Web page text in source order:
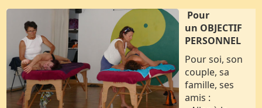
Pour
un OBJECTIF
PERSONNEL
Pour soi, son
couple, sa
famille, ses
amis :